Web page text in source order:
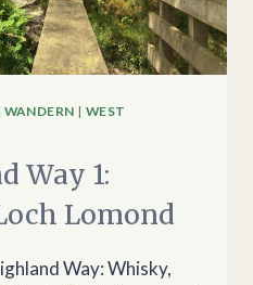
WANDERN | WEST
Way 1:
Lomond
Way: Whisky,